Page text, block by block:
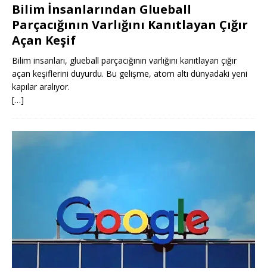
Bilim İnsanlarından Glueball
Parçacığının Varlığını Kanıtlayan Çığır
Açan Keşif
Bilim insanları, glueball parçacığının varlığını kanıtlayan çığır
açan keşiflerini duyurdu. Bu gelişme, atom altı dünyadaki yeni
kapılar aralıyor.
[…]